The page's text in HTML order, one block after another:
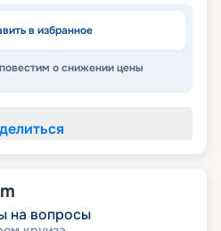
в избранное
о снижении цены
на вопросы